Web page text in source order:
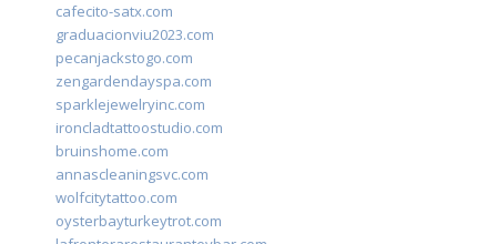
cafecito-satx.com
graduacionviu2023.com
pecanjackstogo.com
zengardendayspa.com
sparklejewelryinc.com
ironcladtattoostudio.com
bruinshome.com
annascleaningsvc.com
wolfcitytattoo.com
oysterbayturkeytrot.com